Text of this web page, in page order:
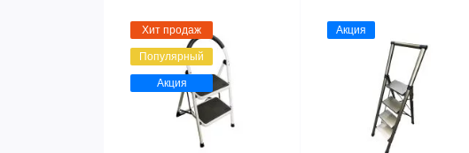
Хит продаж
Популярный
Акция
Акция